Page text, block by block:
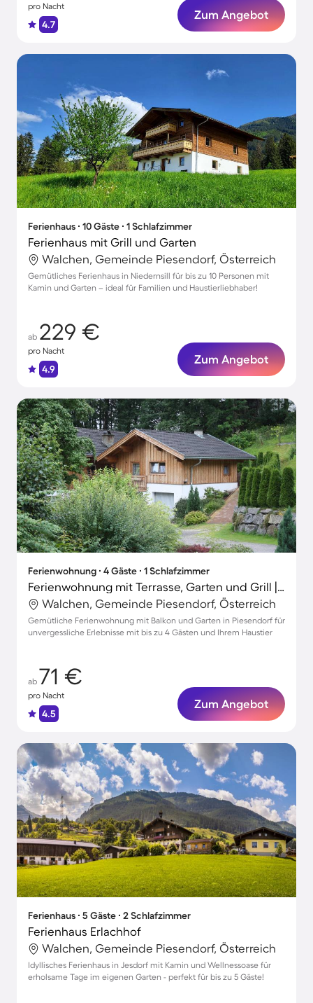
pro Nacht
4.7
Zum Angebot
Ferienhaus ∙ 10 Gäste ∙ 1 Schlafzimmer
Ferienhaus mit Grill und Garten
Walchen, Gemeinde Piesendorf, Österreich
Gemütliches Ferienhaus in Niedernsill für bis zu 10 Personen mit
Kamin und Garten – ideal für Familien und Haustierliebhaber!
ab 229 €
pro Nacht
4.9
Zum Angebot
Ferienwohnung ∙ 4 Gäste ∙ 1 Schlafzimmer
Ferienwohnung mit Terrasse, Garten und Grill | Bergblick
Walchen, Gemeinde Piesendorf, Österreich
Gemütliche Ferienwohnung mit Balkon und Garten in Piesendorf für
unvergessliche Erlebnisse mit bis zu 4 Gästen und Ihrem Haustier
ab 71 €
pro Nacht
4.5
Zum Angebot
Ferienhaus ∙ 5 Gäste ∙ 2 Schlafzimmer
Ferienhaus Erlachhof
Walchen, Gemeinde Piesendorf, Österreich
Idyllisches Ferienhaus in Jesdorf mit Kamin und Wellnessoase für
erholsame Tage im eigenen Garten - perfekt für bis zu 5 Gäste!